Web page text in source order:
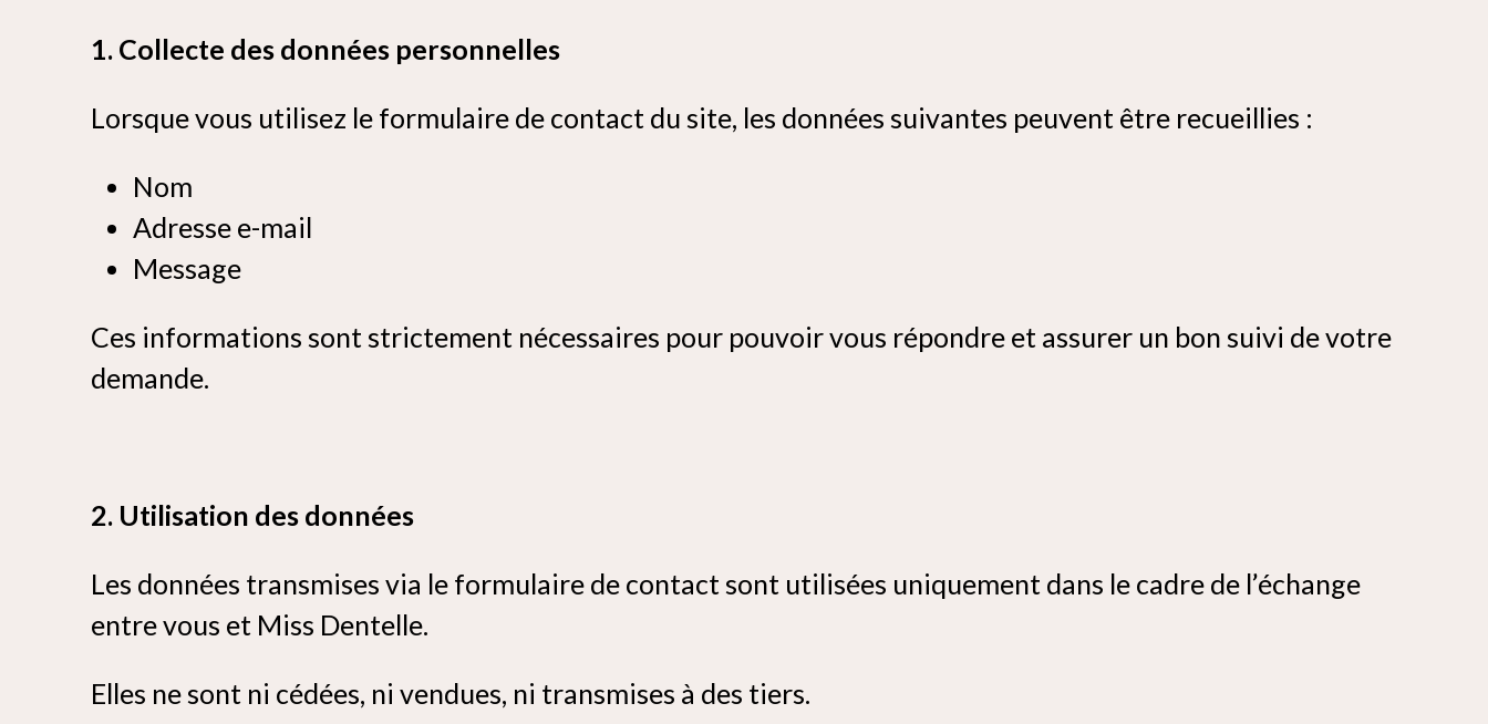
1. Collecte des données personnelles
Lorsque vous utilisez le formulaire de contact du site, les données suivantes peuvent être recueillies :
Nom
Adresse e-mail
Message
Ces informations sont strictement nécessaires pour pouvoir vous répondre et assurer un bon suivi de votre
demande.
2. Utilisation des données
Les données transmises via le formulaire de contact sont utilisées uniquement dans le cadre de l’échange
entre vous et Miss Dentelle.
Elles ne sont ni cédées, ni vendues, ni transmises à des tiers.